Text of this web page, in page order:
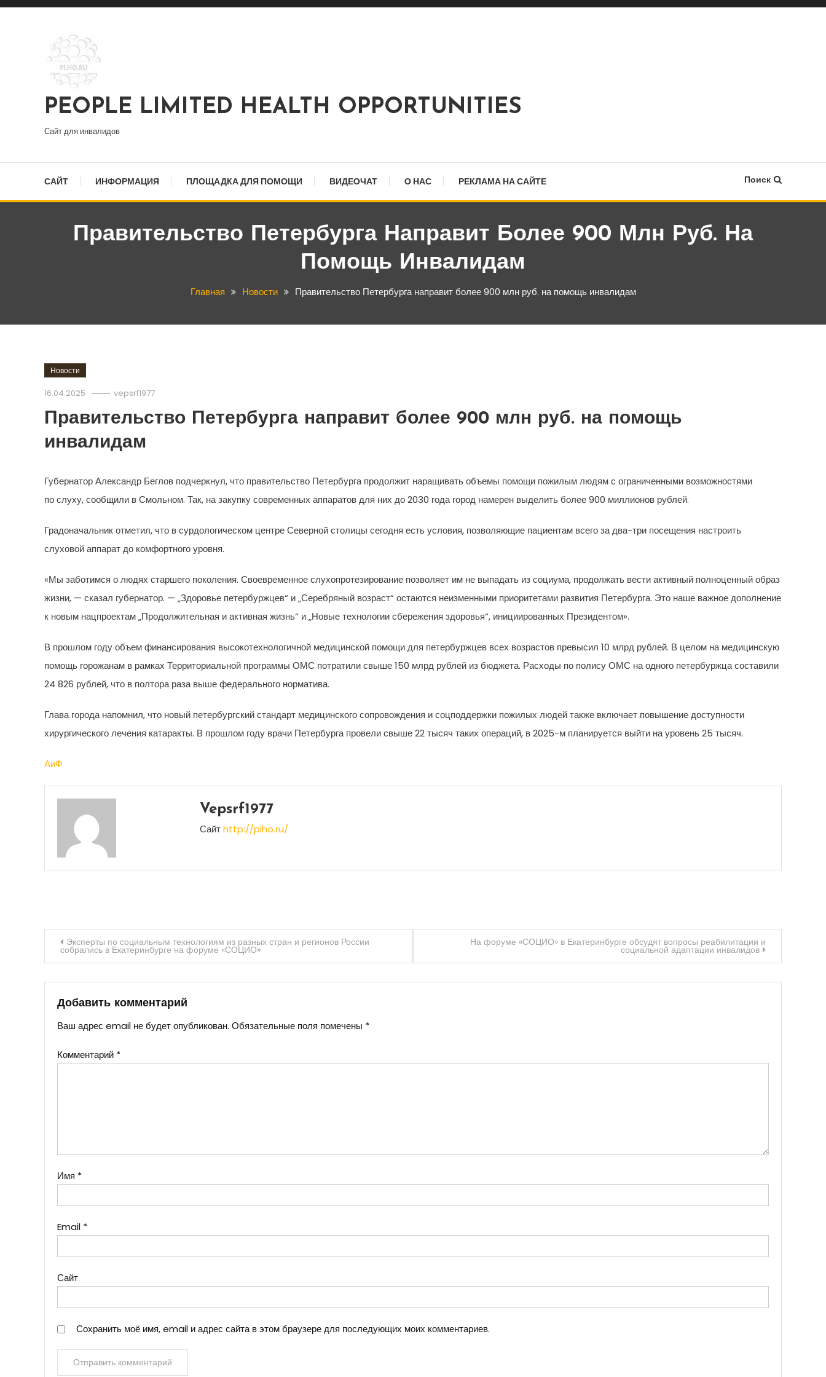
Перейти
содержимому
PEOPLE LIMITED HEALTH OPPORTUNITIES
Сайт для инвалидов
САЙТ ИНФОРМАЦИЯ ПЛОЩАДКА ДЛЯ ПОМОЩИ ВИДЕОЧАТ О НАС РЕКЛАМА НА САЙТЕ Поиск
Правительство Петербурга Направит Более 900 Млн Руб. На
Помощь Инвалидам
Главная Новости Правительство Петербурга направит более 900 млн руб. на помощь инвалидам
Новости
16.04.2025 vepsrf1977
Правительство Петербурга направит более 900 млн руб. на помощь
инвалидам
Губернатор Александр Беглов подчеркнул, что правительство Петербурга продолжит наращивать объемы помощи пожилым людям с ограниченными возможностями
по слуху, сообщили в Смольном. Так, на закупку современных аппаратов для них до 2030 года город намерен выделить более 900 миллионов рублей.
Градоначальник отметил, что в сурдологическом центре Северной столицы сегодня есть условия, позволяющие пациентам всего за два-три посещения настроить
слуховой аппарат до комфортного уровня.
«Мы заботимся о людях старшего поколения. Своевременное слухопротезирование позволяет им не выпадать из социума, продолжать вести активный полноценный образ
жизни, — сказал губернатор. — „Здоровье петербуржцев“ и „Серебряный возраст“ остаются неизменными приоритетами развития Петербурга. Это наше важное дополнение
к новым нацпроектам „Продолжительная и активная жизнь“ и „Новые технологии сбережения здоровья“, инициированных Президентом».
В прошлом году объем финансирования высокотехнологичной медицинской помощи для петербуржцев всех возрастов превысил 10 млрд рублей. В целом на медицинскую
помощь горожанам в рамках Территориальной программы ОМС потратили свыше 150 млрд рублей из бюджета. Расходы по полису ОМС на одного петербуржца составили
24 826 рублей, что в полтора раза выше федерального норматива.
Глава города напомнил, что новый петербургский стандарт медицинского сопровождения и соцподдержки пожилых людей также включает повышение доступности
хирургического лечения катаракты. В прошлом году врачи Петербурга провели свыше 22 тысяч таких операций, в 2025-м планируется выйти на уровень 25 тысяч.
АиФ
Vepsrf1977
Сайт http://plho.ru/
Навигация
по
записям
Эксперты по социальным технологиям из разных стран и регионов России
собрались в Екатеринбурге на форуме «СОЦИО»
На форуме «СОЦИО» в Екатеринбурге обсудят вопросы реабилитации и
социальной адаптации инвалидов
Добавить комментарий
Ваш адрес email не будет опубликован. Обязательные поля помечены *
Комментарий *
Имя *
Email *
Сайт
Сохранить моё имя, email и адрес сайта в этом браузере для последующих моих комментариев.